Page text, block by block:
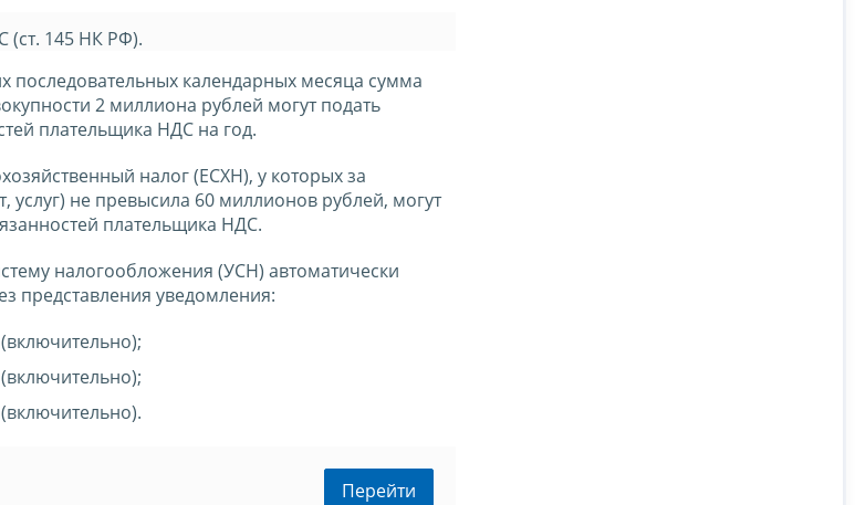
(ст. 145 НК РФ).
календарных месяца сумма
2 миллиона рублей могут подать
плательщика НДС на год.
налог (ЕСХН), у которых за
не превысила 60 миллионов рублей, могут
плательщика НДС.
налогообложения (УСН) автоматически
представления уведомления:
Перейти